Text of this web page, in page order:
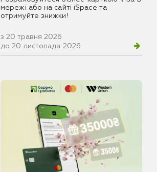
мережі або на сайті iSpace та
отримуйте знижки!
з 20 травня 2026
до 20 листопада 2026